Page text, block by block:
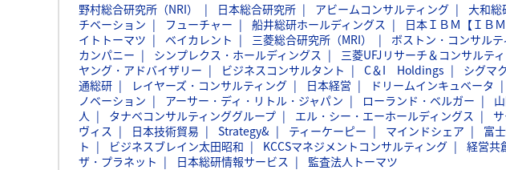
野村総合研究所（NRI） 日本総合研究所 アビームコンサルティング 大和総
チベーション
フューチャー 船井総研ホールディングス 日本ＩＢＭ【ＩＢ
イトトーマツ
ベイカレント 三菱総合研究所（MRI） ボストン・コンサル
カンパニー
シンプレクス・ホールディングス 三菱UFJリサーチ＆コンサルテ
ヤング・アドバイザリー
ビジネスコンサルタント C＆I Holdings シグマ
通総研
レイヤーズ・コンサルティング 日本経営 ドリームインキュベータ
ノベーション
アーサー・ディ・リトル・ジャパン ローランド・ベルガー
人
タナベコンサルティンググループ エル・シー・エーホールディングス
ヴィス
日本技術貿易 Strategy& ティーケーピー マインドシェア 富
ト
ビジネスブレイン太田昭和 KCCSマネジメントコンサルティング 経営共
ザ・プラネット
日本総研情報サービス 監査法人トーマツ